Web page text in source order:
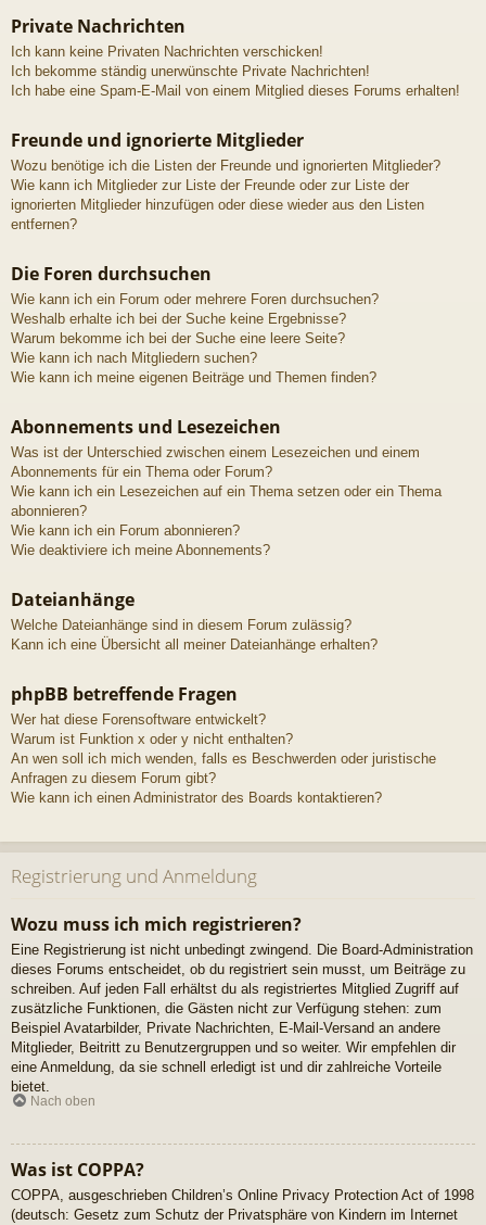
Private Nachrichten
Ich kann keine Privaten Nachrichten verschicken!
Ich bekomme ständig unerwünschte Private Nachrichten!
Ich habe eine Spam-E-Mail von einem Mitglied dieses Forums erhalten!
Freunde und ignorierte Mitglieder
Wozu benötige ich die Listen der Freunde und ignorierten Mitglieder?
Wie kann ich Mitglieder zur Liste der Freunde oder zur Liste der
ignorierten Mitglieder hinzufügen oder diese wieder aus den Listen
entfernen?
Die Foren durchsuchen
Wie kann ich ein Forum oder mehrere Foren durchsuchen?
Weshalb erhalte ich bei der Suche keine Ergebnisse?
Warum bekomme ich bei der Suche eine leere Seite?
Wie kann ich nach Mitgliedern suchen?
Wie kann ich meine eigenen Beiträge und Themen finden?
Abonnements und Lesezeichen
Was ist der Unterschied zwischen einem Lesezeichen und einem
Abonnements für ein Thema oder Forum?
Wie kann ich ein Lesezeichen auf ein Thema setzen oder ein Thema
abonnieren?
Wie kann ich ein Forum abonnieren?
Wie deaktiviere ich meine Abonnements?
Dateianhänge
Welche Dateianhänge sind in diesem Forum zulässig?
Kann ich eine Übersicht all meiner Dateianhänge erhalten?
phpBB betreffende Fragen
Wer hat diese Forensoftware entwickelt?
Warum ist Funktion x oder y nicht enthalten?
An wen soll ich mich wenden, falls es Beschwerden oder juristische
Anfragen zu diesem Forum gibt?
Wie kann ich einen Administrator des Boards kontaktieren?
Registrierung und Anmeldung
Wozu muss ich mich registrieren?
Eine Registrierung ist nicht unbedingt zwingend. Die Board-Administration
dieses Forums entscheidet, ob du registriert sein musst, um Beiträge zu
schreiben. Auf jeden Fall erhältst du als registriertes Mitglied Zugriff auf
zusätzliche Funktionen, die Gästen nicht zur Verfügung stehen: zum
Beispiel Avatarbilder, Private Nachrichten, E-Mail-Versand an andere
Mitglieder, Beitritt zu Benutzergruppen und so weiter. Wir empfehlen dir
eine Anmeldung, da sie schnell erledigt ist und dir zahlreiche Vorteile
bietet.
Nach oben
Was ist COPPA?
COPPA, ausgeschrieben Children’s Online Privacy Protection Act of 1998
(deutsch: Gesetz zum Schutz der Privatsphäre von Kindern im Internet